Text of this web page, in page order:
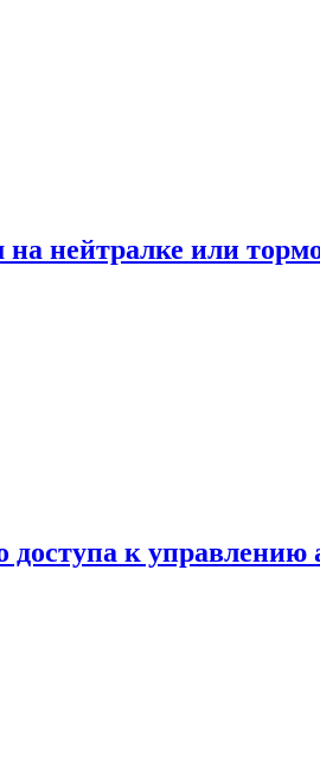
нейтралке или
доступа к управлению